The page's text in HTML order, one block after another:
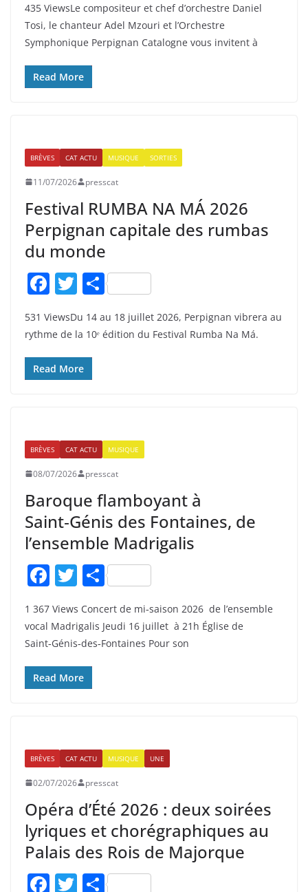
c
e
b
o
itt
er
ta
g
435 ViewsLe compositeur et chef d’orchestre Daniel
Tosi, le chanteur Adel Mzouri et l’Orchestre
Symphonique Perpignan Catalogne vous invitent à
Read More
BRÈVES CAT ACTU MUSIQUE SORTIES
11/07/2026 presscat
Festival RUMBA NA MÁ 2026
Perpignan capitale des rumbas
du monde
F
c
b
k
T
itt
P
ta
531 ViewsDu 14 au 18 juillet 2026, Perpignan vibrera au
rythme de la 10ᵉ édition du Festival Rumba Na Má.
Read More
BRÈVES CAT ACTU MUSIQUE
08/07/2026 presscat
Baroque flamboyant à
Saint‑Génis des Fontaines, de
l’ensemble Madrigalis
F
c
e
b
o
T
itt
er
P
ta
g
1 367 Views Concert de mi‑saison 2026 de l’ensemble
vocal Madrigalis Jeudi 16 juillet à 21h Église de
Saint‑Génis‑des‑Fontaines Pour son
Read More
BRÈVES CAT ACTU MUSIQUE UNE
02/07/2026 presscat
Opéra d’Été 2026 : deux soirées
lyriques et chorégraphiques au
Palais des Rois de Majorque
F T P